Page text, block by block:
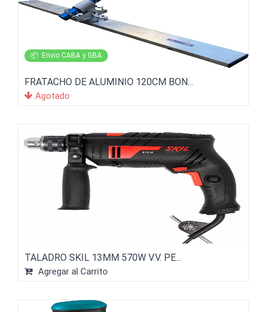
📦 Envio CABA y GBA
FRATACHO DE ALUMINIO 120CM BON...
Agotado
TALADRO SKIL 13MM 570W V.V. PE...
Agregar al Carrito